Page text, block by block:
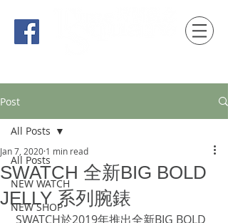
Post
All Posts
NEW WATCH
NEW SHOP
All Posts
SWATCH 全新BIG BOLD
JELLY 系列腕錶
Jan 7, 2020 1 min read